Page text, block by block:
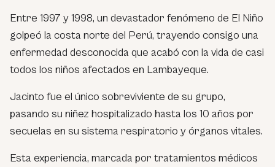
Entre 1997 y 1998, un devastador fenómeno de El Niño
golpeó la costa norte del Perú, trayendo consigo una
enfermedad desconocida que acabó con la vida de casi
todos los niños afectados en Lambayeque.
Jacinto fue el único sobreviviente de su grupo,
pasando su niñez hospitalizado hasta los 10 años por
secuelas en su sistema respiratorio y órganos vitales.
Esta experiencia, marcada por tratamientos médicos